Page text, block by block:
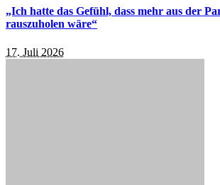
„Ich hatte das Gefühl, dass mehr aus der
rauszuholen wäre“
17. Juli 2026